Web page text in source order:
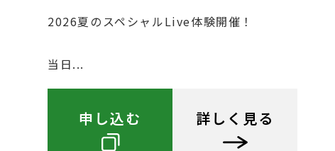
2026夏のスペシャルLive体験開催！
当日...
申し込む 詳しく見る